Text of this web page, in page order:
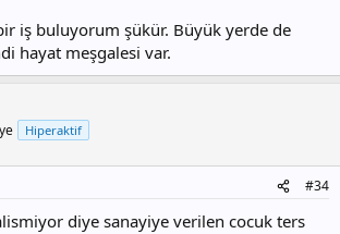
iş buluyorum şükür. Büyük yerde de
hayat meşgalesi var.
Hiperaktif
#34
diye sanayiye verilen cocuk ters